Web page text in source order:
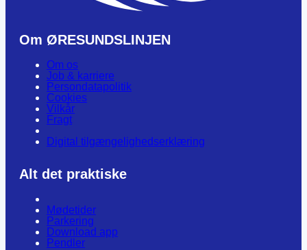
Om ØRESUNDSLINJEN
Om os
Job & karriere
Persondatapolitik
Cookies
Vilkår
Fragt
Digital tilgængelighedserklæring
Alt det praktiske
Mødetider
Parkering
Download app
Pendler